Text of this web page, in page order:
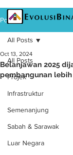
Post
All Posts
Projek
Infrastruktur
Semenanjung
Sabah & Sarawak
Luar Negara
All Posts
Belanjawan 2025
pembangunan
Oct 13, 2024